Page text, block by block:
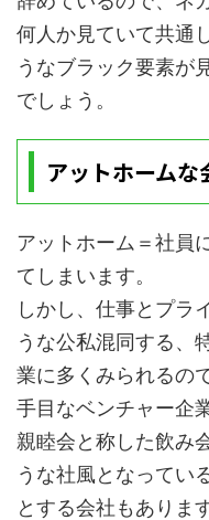
何人か見ていて共通
うなブラック要素が
でしょう。
アットホームな
アットホーム＝社員
てしまいます。
しかし、仕事とプラ
うな公私混同する、
業に多くみられるの
手目なベンチャー企
親睦会と称した飲み
うな社風となってい
とする会社もありま